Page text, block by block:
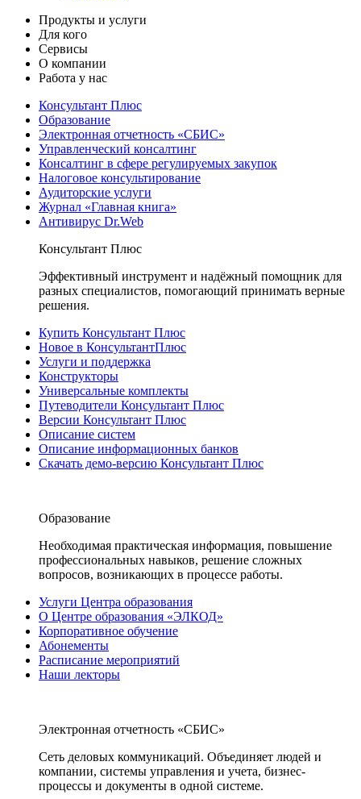
Продукты и услуги
Для кого
Сервисы
О компании
Работа у нас
Консультант Плюс
Образование
Электронная отчетность «СБИС»
Управленческий консалтинг
Консалтинг в сфере регулируемых закупок
Налоговое консультирование
Аудиторские услуги
Журнал «Главная книга»
Антивирус Dr.Web
Консультант Плюс
Эффективный инструмент и надёжный помощник для
разных специалистов, помогающий принимать верные
решения.
Купить Консультант Плюс
Новое в КонсультантПлюс
Услуги и поддержка
Конструкторы
Универсальные комплекты
Путеводители Консультант Плюс
Версии Консультант Плюс
Описание систем
Описание информационных банков
Скачать демо-версию Консультант Плюс
Образование
Необходимая практическая информация, повышение
профессиональных навыков, решение сложных
вопросов, возникающих в процессе работы.
Услуги Центра образования
О Центре образования «ЭЛКОД»
Корпоративное обучение
Абонементы
Расписание мероприятий
Наши лекторы
Электронная отчетность «СБИС»
Сеть деловых коммуникаций. Объединяет людей и
компании, системы управления и учета, бизнес-
процессы и документы в одной системе.